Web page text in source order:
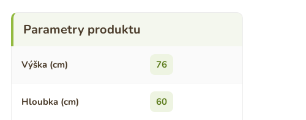
Výška (cm) 76
Hloubka (cm) 60